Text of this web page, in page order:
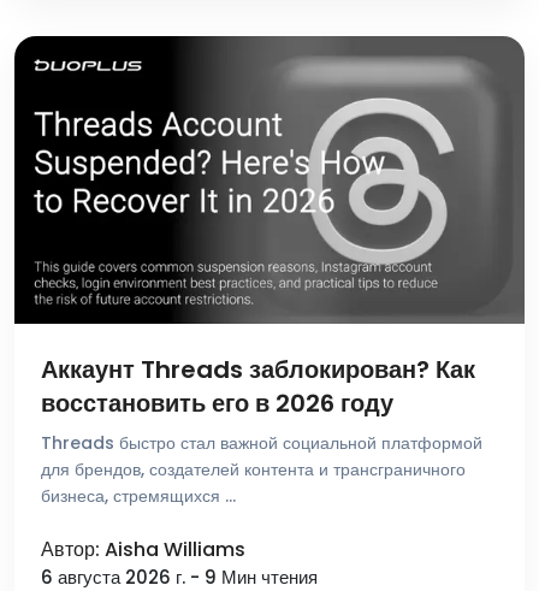
Аккаунт Threads заблокирован? Как
восстановить его в 2026 году
Threads быстро стал важной социальной платформой
для брендов, создателей контента и трансграничного
бизнеса, стремящихся …
Автор: Aisha Williams
6 августа 2026 г. - 9 Мин чтения